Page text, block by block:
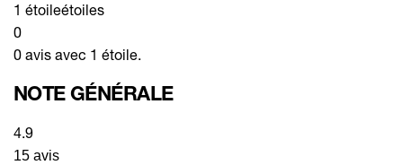
1 étoileétoiles
0
0 avis avec 1 étoile.
NOTE GÉNÉRALE
4.9
15 avis